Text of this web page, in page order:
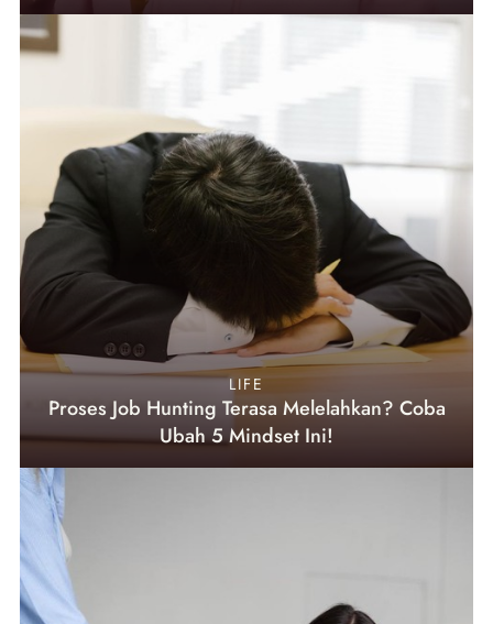
LIFE
Proses Job Hunting Terasa Melelahkan? Coba
Ubah 5 Mindset Ini!